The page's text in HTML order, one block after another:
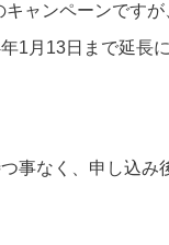
キャンペーンです
1月13日まで延長
事なく、申し込み